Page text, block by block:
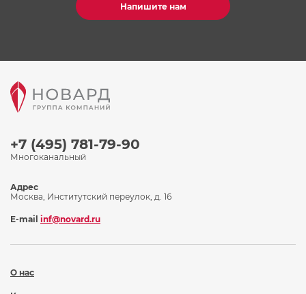
Напишите нам
+7 (495) 781-79-90
Многоканальный
О нас
Адрес
Москва, Институтский переулок, д. 16
E-mail inf@novard.ru